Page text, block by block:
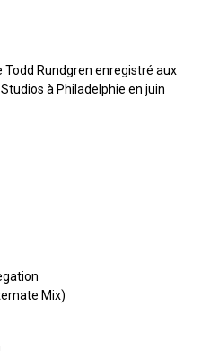
Todd Rundgren enregistré aux
à Philadelphie en juin
Mix)